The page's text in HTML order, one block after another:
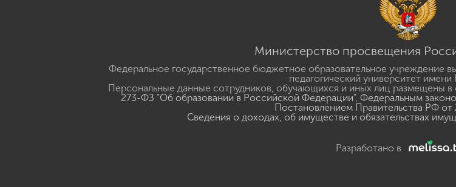
Министерство просвещения
Федеральное государственное бюджетное образовательное учреждение
педагогический университет
Персональные данные сотрудников, обучающихся и иных лиц размещены в
273-ФЗ "Об образовании в Российской Федерации", Федеральным
Постановлением Правительства РФ
Сведения о доходах, об имуществе и обязательствах
Разработано в